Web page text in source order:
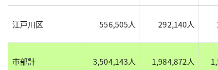
江戸川区 556,505人 292,140人
市部計 3,504,143人 1,984,872人